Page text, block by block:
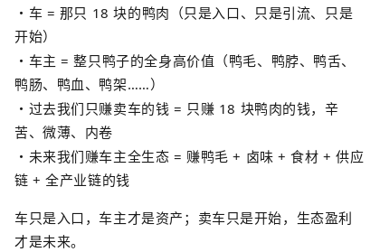
・车 = 那只 18块的鸭肉（只是入口、只是引流、只是
开始）
・车主 =整只鸭子的全身高价值（鸭毛、鸭脖、鸭舌、
鸭肠、鸭血、鸭架……）
・过去我们只赚卖车的钱 = 只赚 18 块鸭肉的钱，辛
苦、微薄、内卷
・未来我们赚车主全生态 = 赚鸭毛+ 卤味+食材+供应
链+全产业链的钱
车只是入口，车主才是资产；卖车只是开始，生态盈利
才是未来。